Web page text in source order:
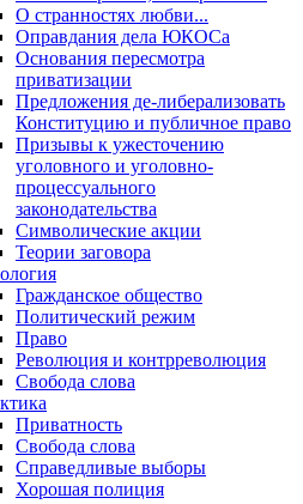
О странностях любви...
Оправдания дела ЮКОСа
Основания пересмотра
приватизации
Предложения де-либерализовать
Конституцию и публичное право
Призывы к ужесточению
уголовного и уголовно-
процессуального
законодательства
Символические акции
Теории заговора
Гражданское общество
Политический режим
Право
Революция и контрреволюция
Свобода слова
Приватность
Свобода слова
Справедливые выборы
Хорошая полиция